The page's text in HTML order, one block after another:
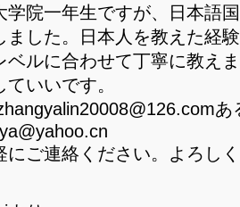
学院一年生ですが、日本語
ました。日本人を教えた経
ベルに合わせて丁寧に教え
ていいです。
あ
にご連絡ください。よろし